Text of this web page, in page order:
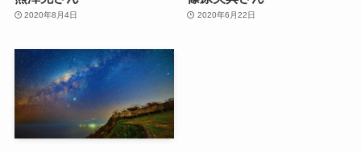
2020年8月4日 2020年6月22日